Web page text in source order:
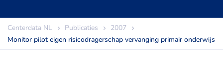
Centerdata NL Publicaties
2007
Monitor pilot eigen risicodragerschap vervanging primair onderwijs